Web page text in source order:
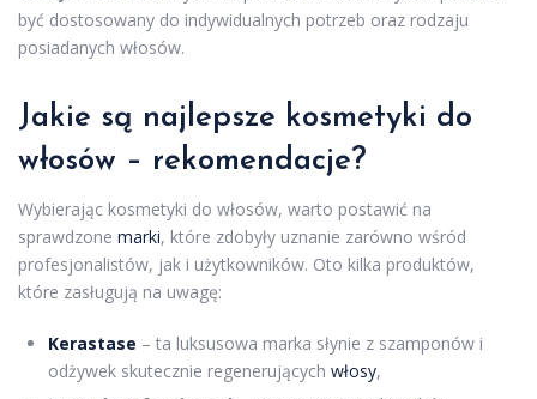
być dostosowany do indywidualnych potrzeb oraz rodzaju
posiadanych włosów.
Jakie są najlepsze kosmetyki do
włosów – rekomendacje?
Wybierając kosmetyki do włosów, warto postawić na
sprawdzone marki, które zdobyły uznanie zarówno wśród
profesjonalistów, jak i użytkowników. Oto kilka produktów,
które zasługują na uwagę:
Kerastase – ta luksusowa marka słynie z szamponów i
odżywek skutecznie regenerujących włosy,